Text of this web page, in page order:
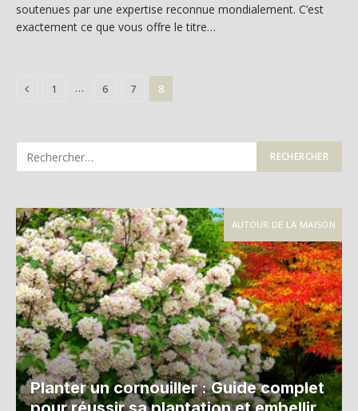
soutenues par une expertise reconnue mondialement. C’est
exactement ce que vous offre le titre…
Previous
1 … 6 7 8
AUTOUR DE LA MAISON
Planter un cornouiller : Guide complet